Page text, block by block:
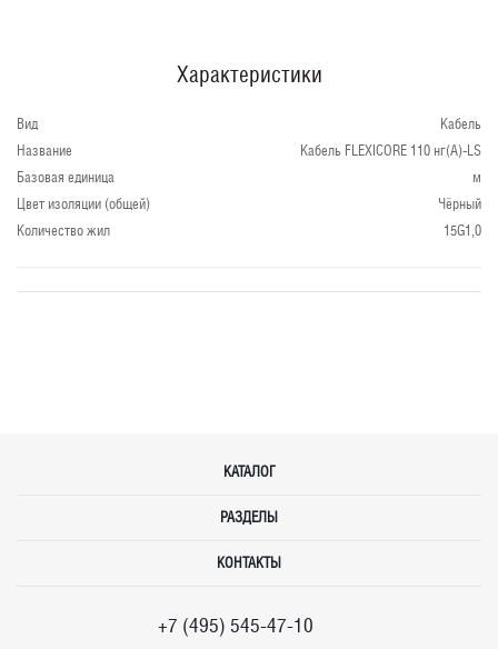
Характеристики
Вид
Кабель
Название
Кабель FLEXICORE 110 нг(А)-LS
Базовая единица
м
Цвет изоляции (общей)
Чёрный
Количество жил
15G1,0
КАТАЛОГ
РАЗДЕЛЫ
КОНТАКТЫ
+7 (495) 545-47-10